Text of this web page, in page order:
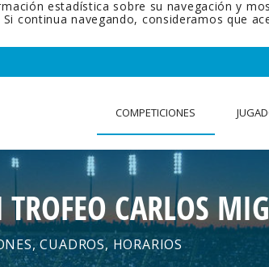
estadística sobre su navegación y
continua navegando, consideramos que
COMPETICIONES
CARLOS
CUADROS, HORARIOS